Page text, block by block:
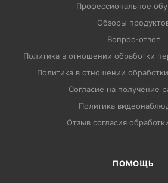
Профессиональное
Обзоры
Вопрос-ответ
Политика в отношении обработки
Политика в отношении
Согласие на получение
Политика
Отзыв согласия
ПОМОЩЬ